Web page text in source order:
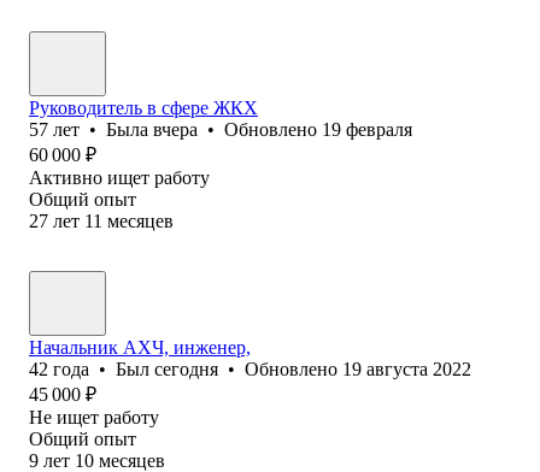
Руководитель в сфере ЖКХ
57 лет • Была вчера • Обновлено 19 февраля
60 000 ₽
Активно ищет работу
Общий опыт
27 лет 11 месяцев
Начальник АХЧ, инженер,
42 года • Был сегодня • Обновлено 19 августа 2022
45 000 ₽
Не ищет работу
Общий опыт
9 лет 10 месяцев